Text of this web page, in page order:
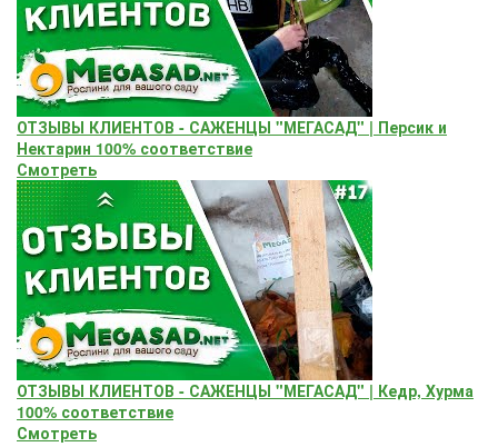
ОТЗЫВЫ КЛИЕНТОВ - САЖЕНЦЫ "МЕГАСАД" | Персик и
Нектарин 100% соответствие
Смотреть
ОТЗЫВЫ КЛИЕНТОВ - САЖЕНЦЫ "МЕГАСАД" | Кедр, Хурма
100% соответствие
Смотреть